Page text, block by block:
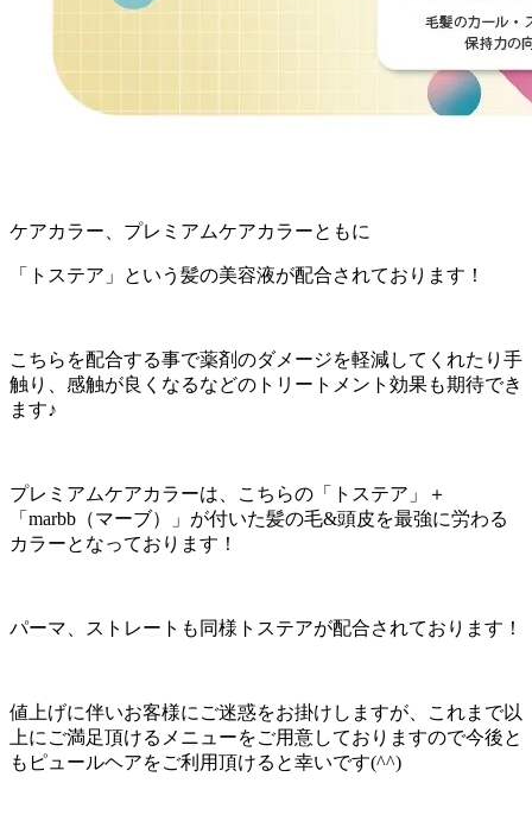
ケアカラー、プレミアムケアカラーともに
「トステア」という髪の美容液が配合されております！
こちらを配合する事で薬剤のダメージを軽減してくれたり手
触り、感触が良くなるなどのトリートメント効果も期待でき
ます♪
プレミアムケアカラーは、こちらの「トステア」＋
「marbb（マーブ）」が付いた髪の毛&頭皮を最強に労わる
カラーとなっております！
パーマ、ストレートも同様トステアが配合されております！
値上げに伴いお客様にご迷惑をお掛けしますが、
これまで以
上にご満足頂けるメニューをご用意しておりますので今後と
もピュールヘアをご利用頂けると幸いです(^^)